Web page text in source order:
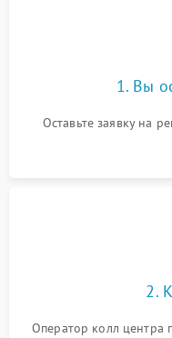
Не работают сенсорные
1. Вы
Оставьте заявку на
2.
Оператор колл центра